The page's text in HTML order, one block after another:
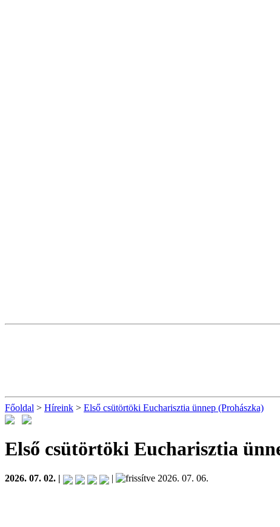
Főoldal > Híreink > Első csütörtöki Eucharisztia ünnep (Prohászka)
Első csütörtöki Eucharisztia
2026. 07. 02. | | 2026. 07. 06.